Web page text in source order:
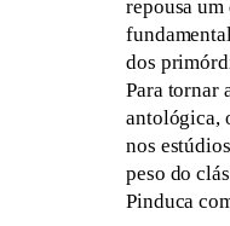
repousa
dos
Para tornar
antológica,
nos
peso do
Pinduca